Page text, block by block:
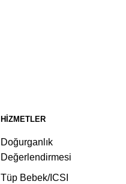
HIZMETLER
Doğurganlık
Değerlendirmesi
Tüp Bebek/ICSI